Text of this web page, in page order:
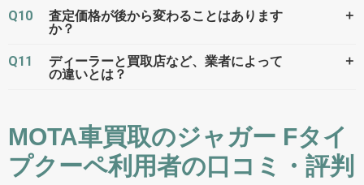
Q10
査定価格が後から変わることはあります
か？
＋
Q11
ディーラーと買取店など、業者によって
の違いとは？
＋
MOTA車買取のジャガー Fタイ
プクーペ利用者の口コミ・評判